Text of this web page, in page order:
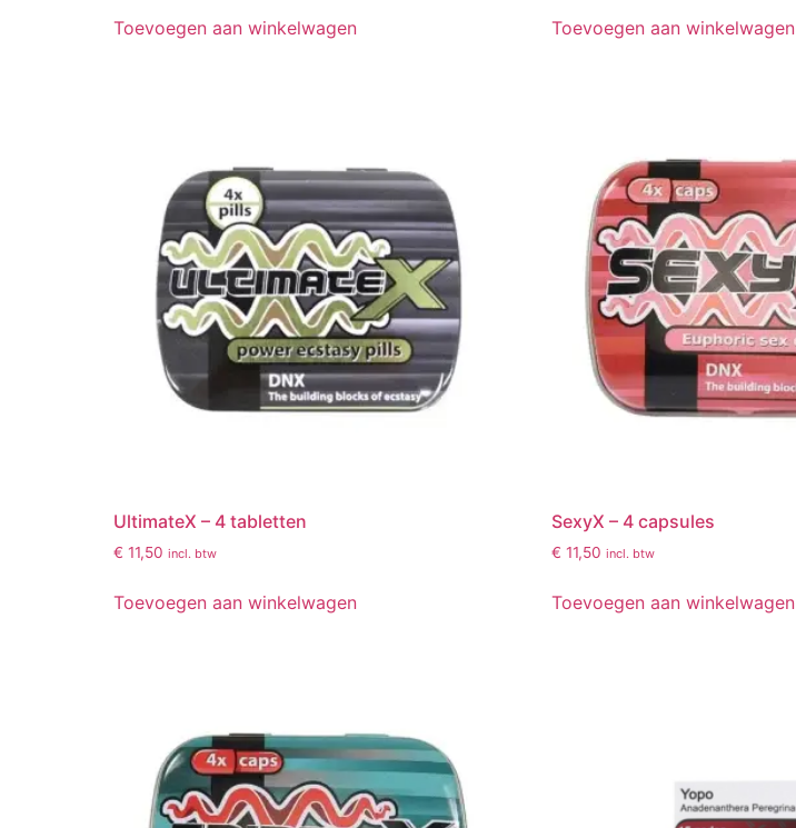
Toevoegen aan winkelwagen Toevoegen aan winkelwagen
UltimateX – 4 tabletten
€ 11,50 incl. btw
Toevoegen aan winkelwagen
SexyX – 4 capsules
€ 11,50 incl. btw
Toevoegen aan winkelwagen